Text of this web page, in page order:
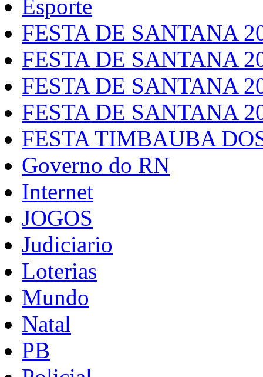
Esporte
FESTA DE SANTANA
FESTA DE SANTANA
FESTA DE SANTANA
FESTA DE SANTANA
FESTA TIMBAUBA
Governo do RN
Internet
JOGOS
Judiciario
Loterias
Mundo
Natal
PB